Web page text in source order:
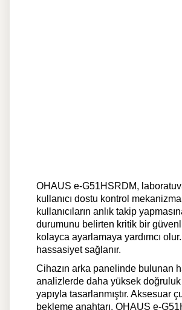
OHAUS e-G51HSRDM,
kullanıcı dostu kontrol
kullanıcıların anlık takip
durumunu belirten kritik bir
kolayca ayarlamaya yardımcı
hassasiyet sağlanır.
Cihazın arka panelinde bulunan
analizlerde daha yüksek doğruluk
yapıyla tasarlanmıştır.
bekleme anahtarı, OHAUS e-